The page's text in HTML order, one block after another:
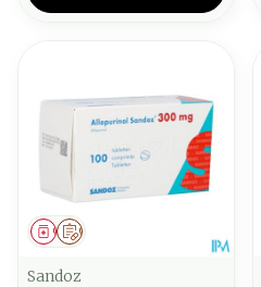
Op voorschrift
Geneesmiddel
Sandoz